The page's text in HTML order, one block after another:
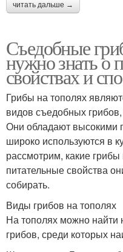
читать дальше →
Съедобные
нужно знать о
свойствах и
Грибы на тополях
видов съедобных
Они обладают высокими
широко используются в
рассмотрим, какие
питательные свойства
собирать.
Виды грибов на тополях
На тополях можно найти
грибов, среди которых